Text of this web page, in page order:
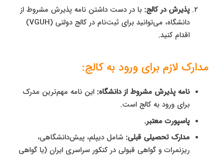
پذیرش در کالج: با در دست داشتن نامه پذیرش مشروط از
دانشگاه، می‌توانید برای ثبت‌نام در کالج دولتی (VGUH)
اقدام کنید.
مدارک لازم برای ورود به کالج:
نامه پذیرش مشروط از دانشگاه: این نامه مهم‌ترین مدرک
برای ورود به کالج است.
پاسپورت معتبر.
مدارک تحصیلی قبلی: شامل دیپلم، پیش‌دانشگاهی،
ریزنمرات و گواهی قبولی در کنکور سراسری ایران (یا گواهی